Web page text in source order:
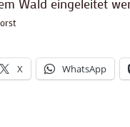
X WhatsApp